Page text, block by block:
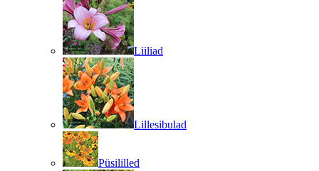
Liiliad
Lillesibulad
Püsililled